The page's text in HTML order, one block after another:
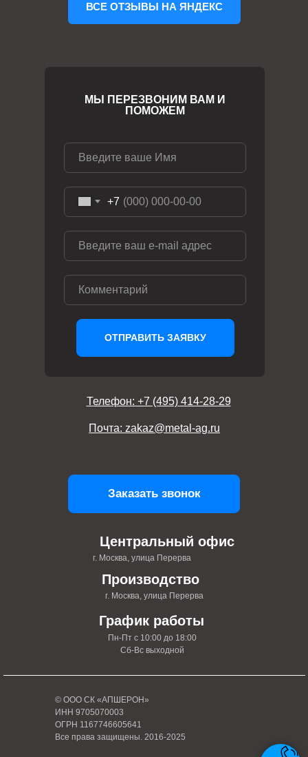
ВСЕ ОТЗЫВЫ НА ЯНДЕКС
© ООО СК «АПШЕРОН»
ИНН 9705070003
ОГРН 1167746605641
Все права защищены. 2016-2025
+7
ОТПРАВИТЬ ЗАЯВКУ
МЫ ПЕРЕЗВОНИМ ВАМ И
ПОМОЖЕМ
Центральный офис
г. Москва, улица Перерва
График работы
Пн-Пт с 10:00 до 18:00
Сб-Вс выходной
Производство
г. Москва, улица Перерва
Телефон: +7 (495) 414-28-29
Почта: zakaz@metal-ag.ru
Заказать звонок